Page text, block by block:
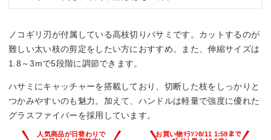
ノコギリ刃が付属している高枝切りバサミです。カットするのが
難しい太い枝の剪定をしたい方におすすめ。また、伸縮サイズは
1.8～3mで5段階に調節できます。
ハサミにキャッチャーを搭載しており、切断した枝をしっかりと
つかみやすいのも魅力。加えて、ハンドルは軽量で強度に優れた
グラスファイバーを採用しています。